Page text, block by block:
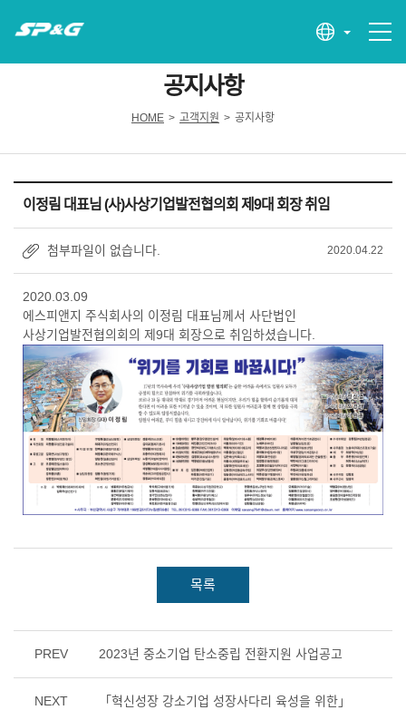
공지사항
HOME > 고객지원 > 공지사항
이정림 대표님 (사)사상기업발전협의회 제9대 회장 취임
2020.04.22
첨부파일이 없습니다.
2020.03.09
에스피앤지 주식회사의 이정림 대표님께서 사단법인
사상기업발전협의회의 제9대 회장으로 취임하셨습니다.
목록
PREV 2023년 중소기업 탄소중립 전환지원 사업공고
NEXT
「혁신성장 강소기업 성장사다리 육성을 위한」